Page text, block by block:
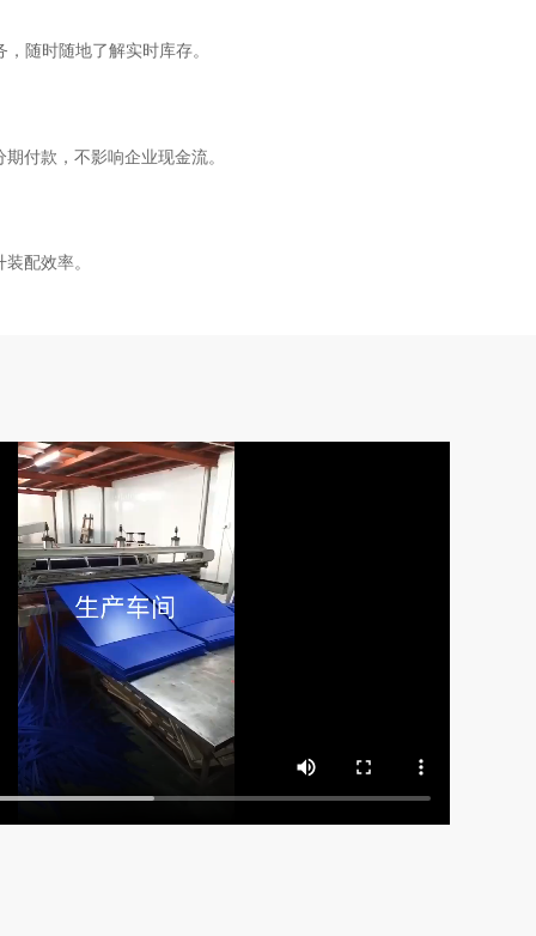
随时随地了解实时库存。
付款，不影响企业现金流。
配效率。